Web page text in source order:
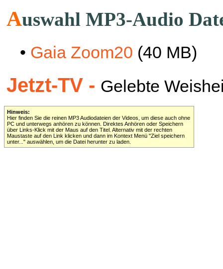
Auswahl MP3-Audio
• Gaia Zoom20 (40 MB)
Jetzt-TV - Gelebte
Hinweis:
Hier finden Sie die reinen MP3 Audiodateien der Videos, um diese auch ohne
PC und unterwegs anhören zu können. Direktes Anhören oder Speichern
über Links-Klick mit der Maus auf den Titel. Alternativ mit der rechten
Maustaste auf den Link klicken und dann im Kontext Menü "Ziel speichern
unter..." auswählen, um die Datei herunter zu laden.